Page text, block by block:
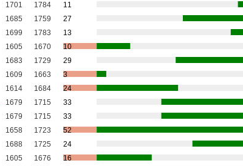
1701 1784
11
1685 1759
27
1699 1783
13
1605 1670
10
1683 1729
29
1609 1663
3
1614 1684
24
1679 1715
33
1679 1715
33
1658 1723
52
1688 1725
24
1605 1676
16